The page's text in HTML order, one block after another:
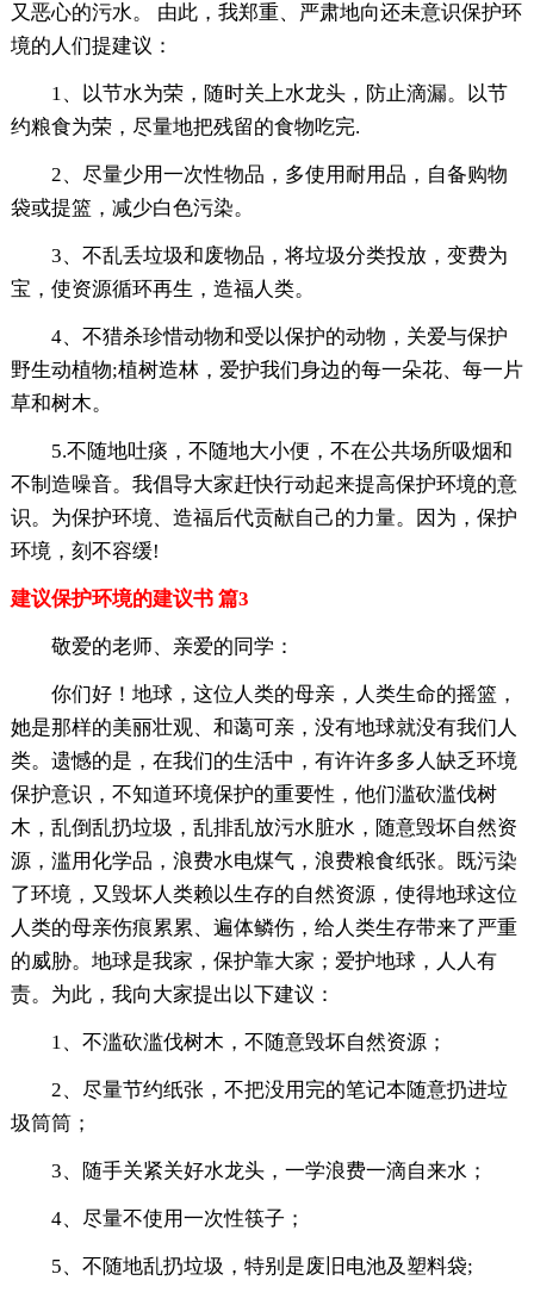
又恶心的污水。 由此，我郑重、严肃地向还未意识保护环
境的人们提建议：
1、以节水为荣，随时关上水龙头，防止滴漏。以节
约粮食为荣，尽量地把残留的食物吃完.
2、尽量少用一次性物品，多使用耐用品，自备购物
袋或提篮，减少白色污染。
3、不乱丢垃圾和废物品，将垃圾分类投放，变费为
宝，使资源循环再生，造福人类。
4、不猎杀珍惜动物和受以保护的动物，关爱与保护
野生动植物;植树造林，爱护我们身边的每一朵花、每一片
草和树木。
5.不随地吐痰，不随地大小便，不在公共场所吸烟和
不制造噪音。我倡导大家赶快行动起来提高保护环境的意
识。为保护环境、造福后代贡献自己的力量。因为，保护
环境，刻不容缓!
建议保护环境的建议书 篇3
敬爱的老师、亲爱的同学：
你们好！地球，这位人类的母亲，人类生命的摇篮，
她是那样的美丽壮观、和蔼可亲，没有地球就没有我们人
类。遗憾的是，在我们的生活中，有许许多多人缺乏环境
保护意识，不知道环境保护的重要性，他们滥砍滥伐树
木，乱倒乱扔垃圾，乱排乱放污水脏水，随意毁坏自然资
源，滥用化学品，浪费水电煤气，浪费粮食纸张。既污染
了环境，又毁坏人类赖以生存的自然资源，使得地球这位
人类的母亲伤痕累累、遍体鳞伤，给人类生存带来了严重
的威胁。地球是我家，保护靠大家；爱护地球，人人有
责。为此，我向大家提出以下建议：
1、不滥砍滥伐树木，不随意毁坏自然资源；
2、尽量节约纸张，不把没用完的笔记本随意扔进垃
圾筒筒；
3、随手关紧关好水龙头，一学浪费一滴自来水；
4、尽量不使用一次性筷子；
5、不随地乱扔垃圾，特别是废旧电池及塑料袋;